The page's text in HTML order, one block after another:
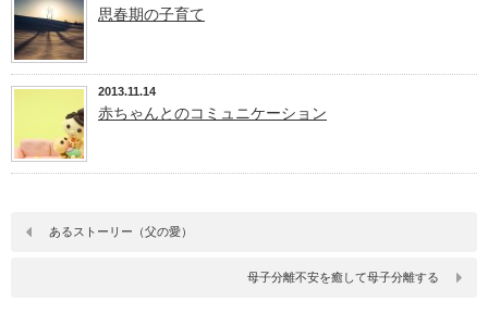
思春期の子育て
2013.11.14
赤ちゃんとのコミュニケーション
あるストーリー（父の愛）
母子分離不安を癒して母子分離する